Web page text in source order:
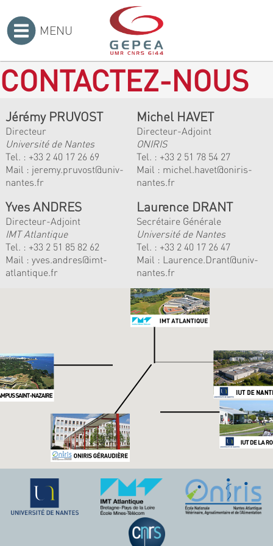
MENU
CONTACTEZ-NOUS
Jérémy PRUVOST
Directeur
Université de Nantes
Tel. : +33 2 40 17 26 69
Mail : jeremy.pruvost@univ-
nantes.fr
Michel HAVET
Directeur-Adjoint
ONIRIS
Tel. : +33 2 51 78 54 27
Mail : michel.havet@oniris-
nantes.fr
Yves ANDRES
Directeur-Adjoint
IMT Atlantique
Tel. : +33 2 51 85 82 62
Mail : yves.andres@imt-
atlantique.fr
Laurence DRANT
Secrétaire Générale
Université de Nantes
Tel. : +33 2 40 17 26 47
Mail : Laurence.Drant@univ-
nantes.fr